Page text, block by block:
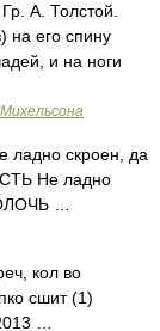
А. Толстой.
на его спину
и на ноги
ладно скроен, да
Не ладно
…
кол во
сшит (1)
…